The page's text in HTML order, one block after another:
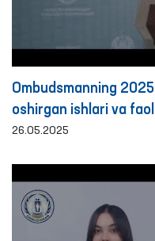
Ombudsmanning
oshirgan ishlari va
bag‘ishlangan BRIFING
26.05.2025